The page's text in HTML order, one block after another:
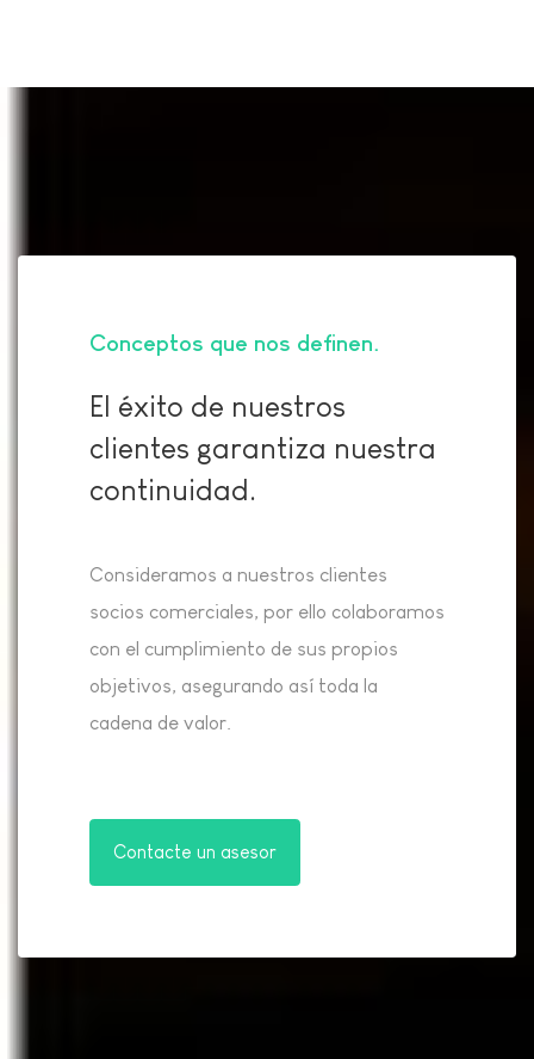
Conceptos que nos definen
El éxito de nuestros
clientes garantiza nuestra
continuidad.
Consideramos a nuestros clientes
socios comerciales, por ello colaboramos
con el cumplimiento de sus propios
objetivos, asegurando así toda la
cadena de valor.
Contacte un asesor